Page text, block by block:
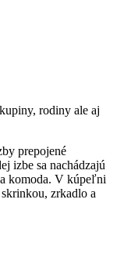
rodiny ale aj
prepojené
izbe sa nachádzajú
komoda. V kúpeľni
zrkadlo a